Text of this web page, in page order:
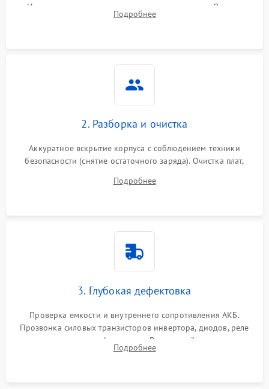
Измерение входного и выходного напряжения. Оценка
реакции ИБП на отключение основного питания без
Подробнее
2. Разборка и очистка
Аккуратное вскрытие корпуса с соблюдением техники
безопасности (снятие остаточного заряда). Очистка плат,
и кистей для предотвращения перегрева и замыканий.
Подробнее
3. Глубокая дефектовка
Проверка емкости и внутреннего сопротивления АКБ.
Прозвонка силовых транзисторов инвертора, диодов, реле
переключения и трансформатора. Визуальный поиск вздутых
конденсаторов и прогаров на печатной плате.
Подробнее